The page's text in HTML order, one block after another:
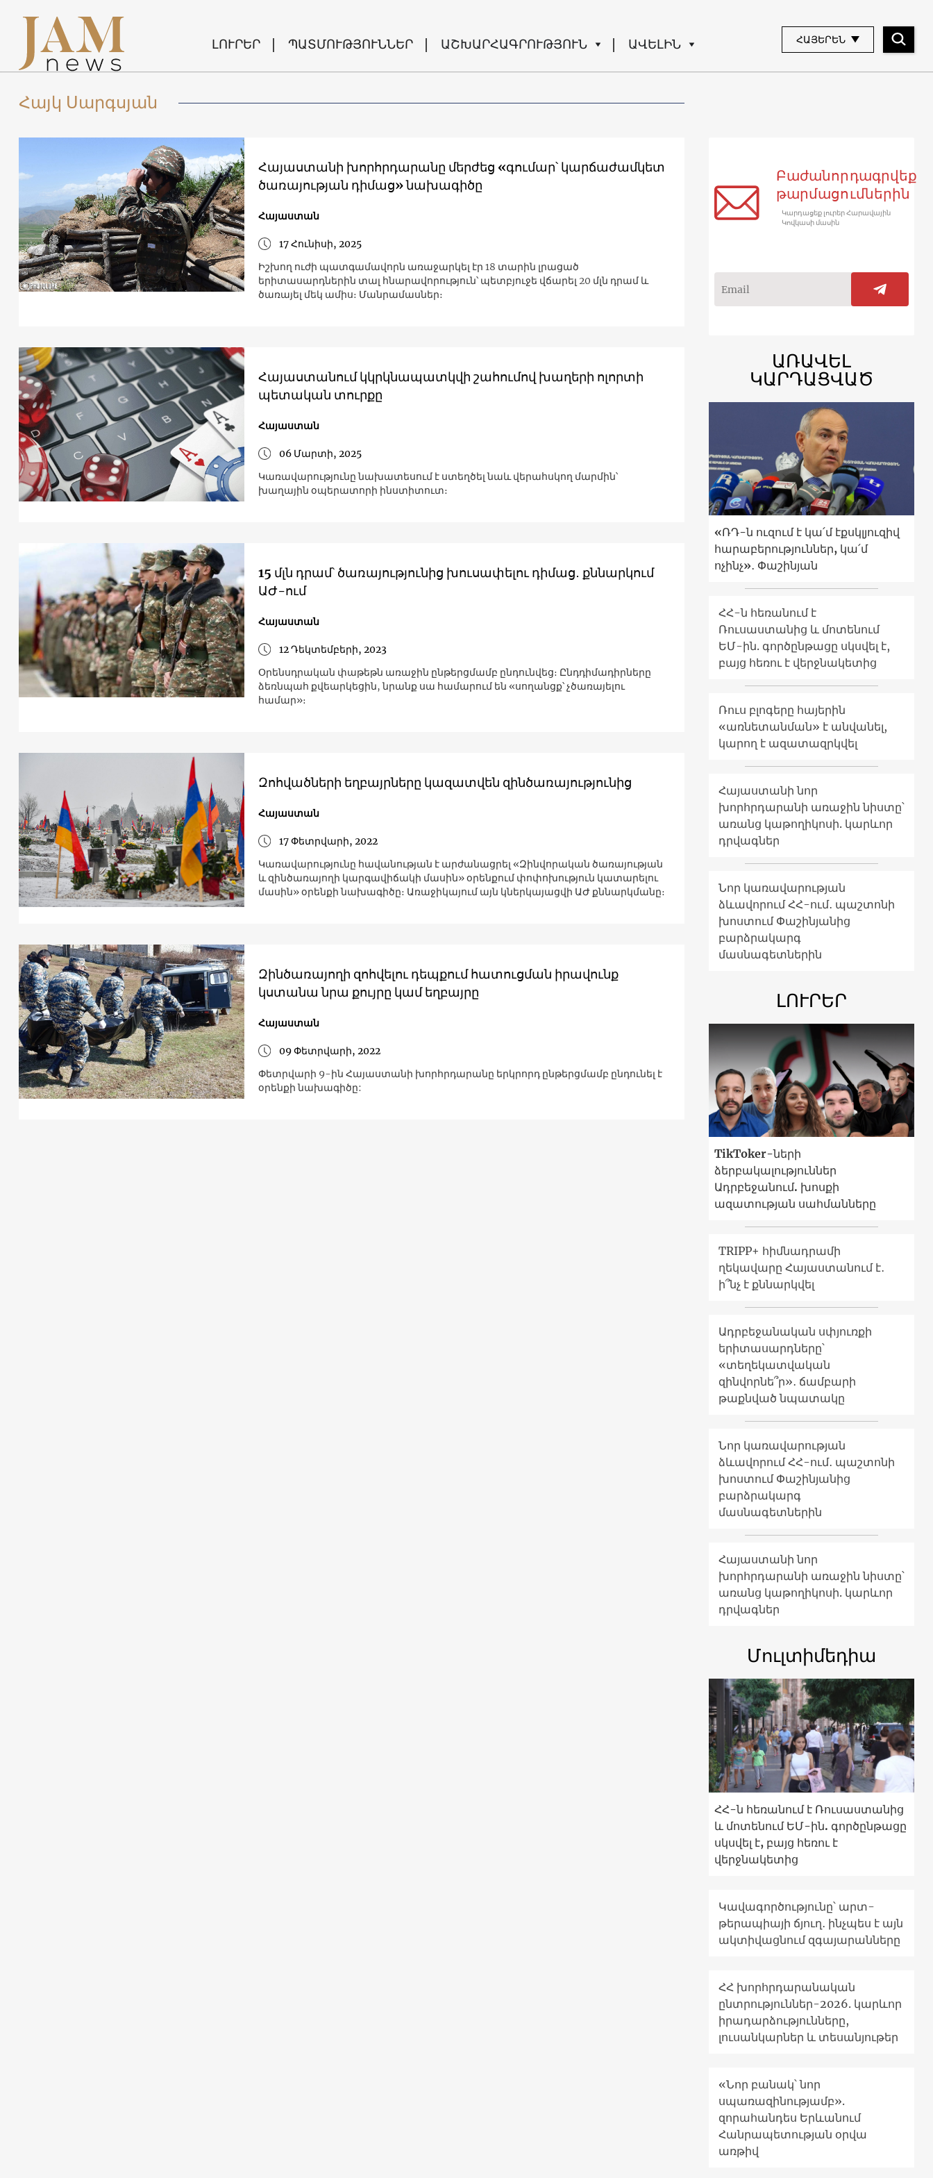
ԼՈՒՐԵՐ ՊԱՏՄՈՒԹՅՈՒՆՆԵՐ ԱՇԽԱՐՀԱԳՐՈՒԹՅՈՒՆ ԱՎԵԼԻՆ ՀԱՅԵՐԵՆ
Հայկ Սարգսյան
Հայաստանի խորհրդարանը մերժեց «գումար՝ կարճաժամկետ
ծառայության դիմաց» նախագիծը
Հայաստան
17 Հունիսի, 2025
Իշխող ուժի պատգամավորն առաջարկել էր 18 տարին լրացած
երիտասարդներին տալ հնարավորություն՝ պետբյուջե վճարել 20 մլն դրամ և
ծառայել մեկ ամիս։ Մանրամասներ։
Հայաստանում կկրկնապատկվի շահումով խաղերի ոլորտի
պետական տուրքը
Հայաստան
06 Մարտի, 2025
Կառավարությունը նախատեսում է ստեղծել նաև վերահսկող մարմին՝
խաղային օպերատորի ինստիտուտ։
15 մլն դրամ՝ ծառայությունից խուսափելու դիմաց․ քննարկում
ԱԺ-ում
Հայաստան
12 Դեկտեմբերի, 2023
Օրենսդրական փաթեթն առաջին ընթերցմամբ ընդունվեց։ Ընդդիմադիրները
ձեռնպահ քվեարկեցին, նրանք սա համարում են «սողանցք՝ չծառայելու
համար»։
Զոհվածների եղբայրները կազատվեն զինծառայությունից
Հայաստան
17 Փետրվարի, 2022
Կառավարությունը հավանության է արժանացրել «Զինվորական ծառայության
և զինծառայողի կարգավիճակի մասին» օրենքում փոփոխություն կատարելու
մասին» օրենքի նախագիծը։ Առաջիկայում այն կներկայացվի ԱԺ քննարկմանը։
Զինծառայողի զոհվելու դեպքում հատուցման իրավունք
կստանա նրա քույրը կամ եղբայրը
Հայաստան
09 Փետրվարի, 2022
Փետրվարի 9-ին Հայաստանի խորհրդարանը երկրորդ ընթերցմամբ ընդունել է
օրենքի նախագիծը:
Բաժանորդագրվեք
թարմացումներին
Կարդացեք լուրեր Հարավային
Կովկասի մասին
ԱՌԱՎԵԼ
ԿԱՐԴԱՑՎԱԾ
«ՌԴ-ն ուզում է կա՛մ էքսկլյուզիվ
հարաբերություններ, կա՛մ
ոչինչ»․ Փաշինյան
ՀՀ-ն հեռանում է
Ռուսաստանից և մոտենում
ԵՄ-ին. գործընթացը սկսվել է,
բայց հեռու է վերջնակետից
Ռուս բլոգերը հայերին
«առնետանման» է անվանել,
կարող է ազատազրկվել
Հայաստանի նոր
խորհրդարանի առաջին նիստը՝
առանց կաթողիկոսի. կարևոր
դրվագներ
Նոր կառավարության
ձևավորում ՀՀ-ում․ պաշտոնի
խոստում Փաշինյանից
բարձրակարգ
մասնագետներին
ԼՈՒՐԵՐ
TikToker-ների
ձերբակալություններ
Ադրբեջանում. խոսքի
ազատության սահմանները
TRIPP+ հիմնադրամի
ղեկավարը Հայաստանում է․
ի՞նչ է քննարկվել
Ադրբեջանական սփյուռքի
երիտասարդները՝
«տեղեկատվական
զինվորնե՞ր»․ ճամբարի
թաքնված նպատակը
Նոր կառավարության
ձևավորում ՀՀ-ում․ պաշտոնի
խոստում Փաշինյանից
բարձրակարգ
մասնագետներին
Հայաստանի նոր
խորհրդարանի առաջին նիստը՝
առանց կաթողիկոսի. կարևոր
դրվագներ
Մուլտիմեդիա
ՀՀ-ն հեռանում է Ռուսաստանից
և մոտենում ԵՄ-ին. գործընթացը
սկսվել է, բայց հեռու է
վերջնակետից
Կավագործությունը՝ արտ-
թերապիայի ճյուղ․ ինչպես է այն
ակտիվացնում զգայարանները
ՀՀ խորհրդարանական
ընտրություններ-2026. կարևոր
իրադարձությունները,
լուսանկարներ և տեսանյութեր
«Նոր բանակ՝ նոր
սպառազինությամբ».
զորահանդես Երևանում
Հանրապետության օրվա
առթիվ